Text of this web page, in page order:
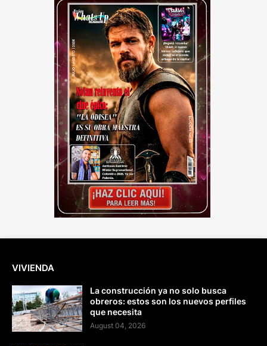
VIVIENDA
La construcción ya no solo busca
obreros: estos son los nuevos perfiles
que necesita
August 04, 2026